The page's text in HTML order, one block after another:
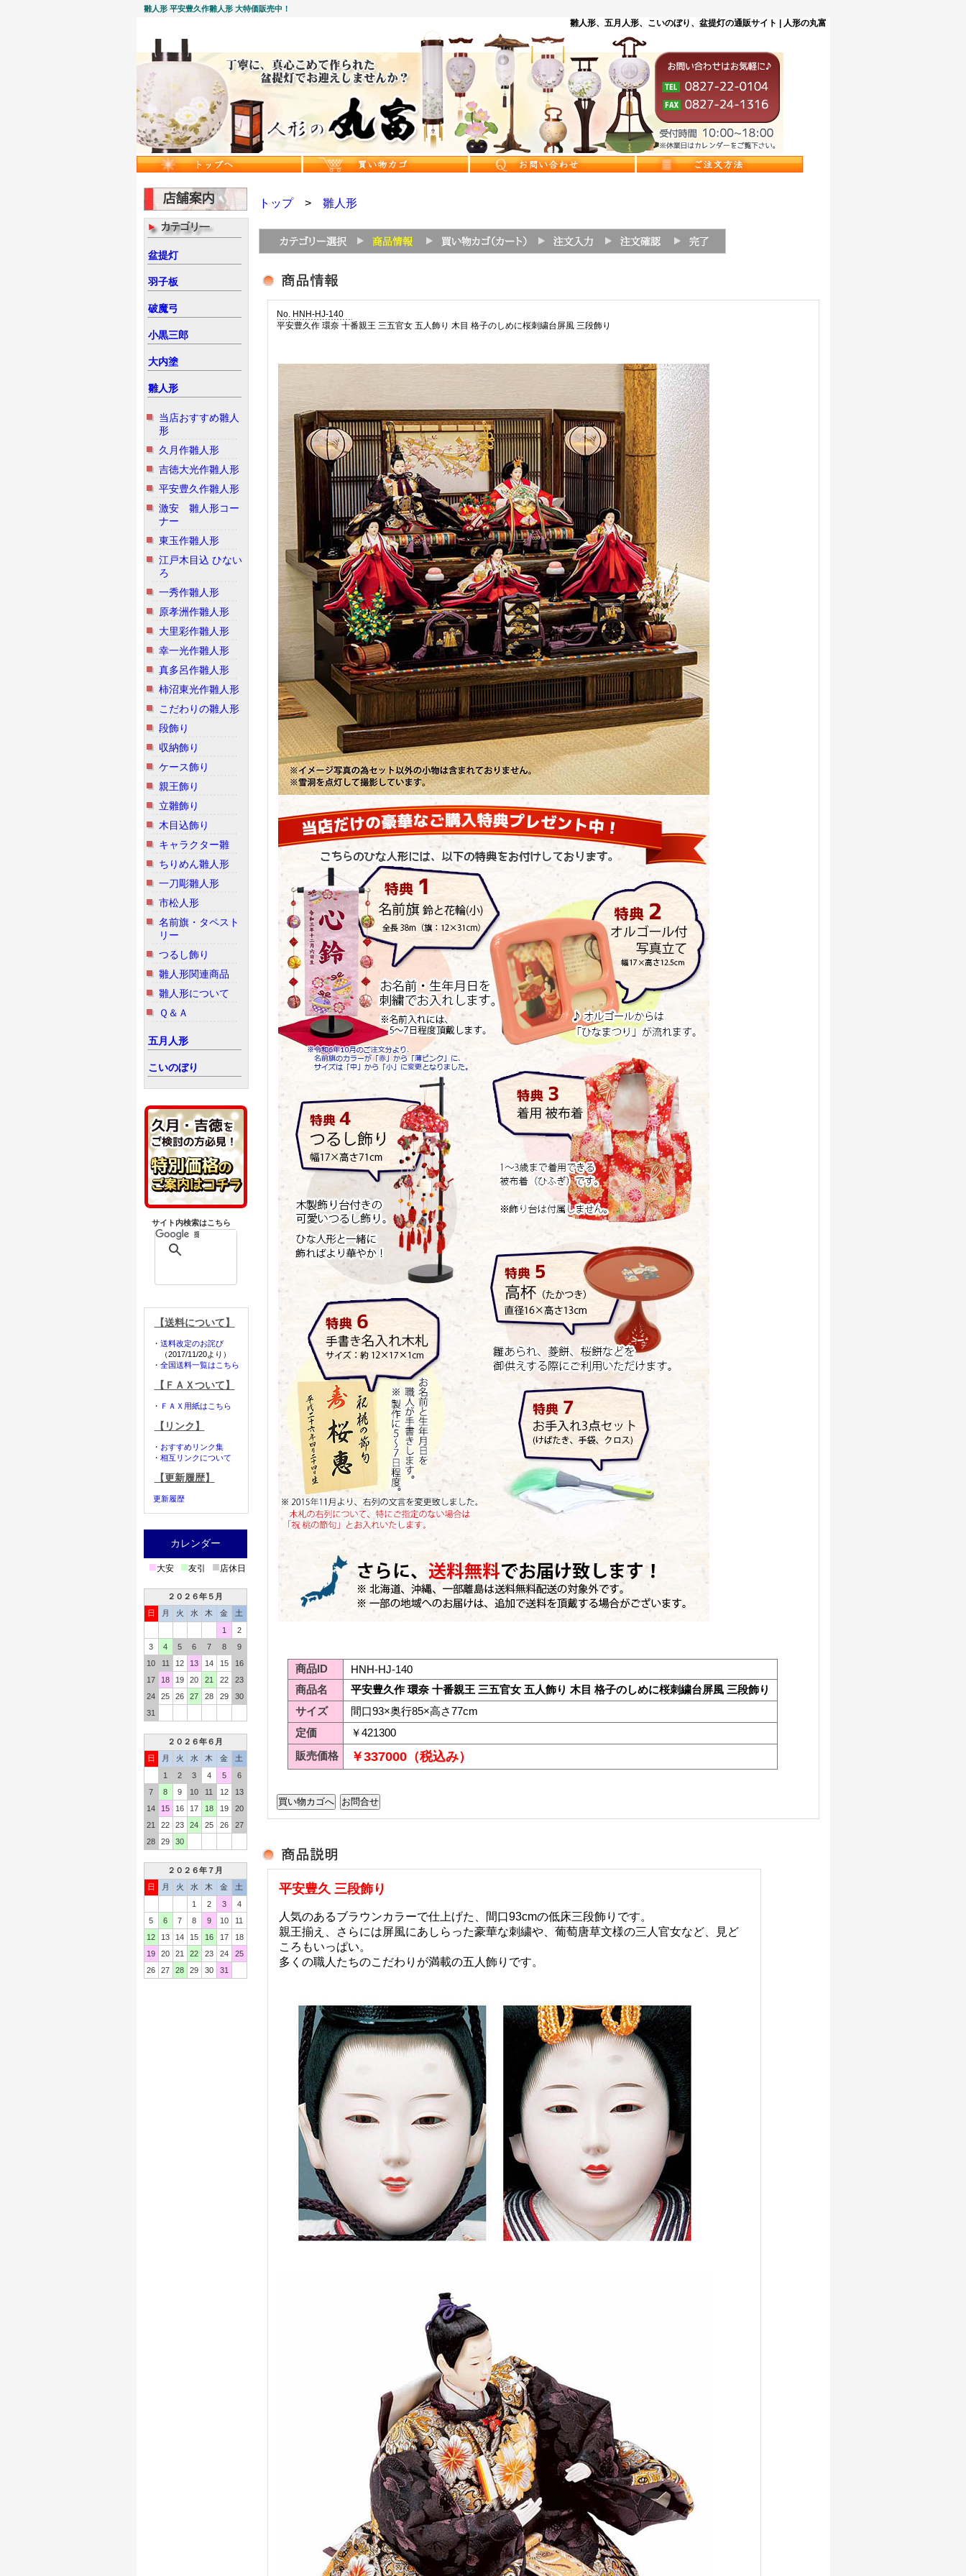
雛人形 平安豊久作雛人形 大特価販売中！
雛人形、五月人形、こいのぼり、盆提灯の通販サイト | 人形の丸富
盆提灯
羽子板
破魔弓
小黒三郎
大内塗
雛人形
当店おすすめ雛人
形
久月作雛人形
吉徳大光作雛人形
平安豊久作雛人形
激安 雛人形コー
ナー
東玉作雛人形
江戸木目込 ひない
ろ
一秀作雛人形
原孝洲作雛人形
大里彩作雛人形
幸一光作雛人形
真多呂作雛人形
柿沼東光作雛人形
こだわりの雛人形
段飾り
収納飾り
ケース飾り
親王飾り
立雛飾り
木目込飾り
キャラクター雛
ちりめん雛人形
一刀彫雛人形
市松人形
名前旗・タペスト
リー
つるし飾り
雛人形関連商品
雛人形について
Ｑ＆Ａ
五月人形
こいのぼり
サイト内検索はこちら
【送料について】
・ 送料改定のお詫び
（2017/11/20より）
・ 全国送料一覧はこちら
【ＦＡＸついて】
・ ＦＡＸ用紙はこちら
【リンク】
・ おすすめリンク集
・ 相互リンクについて
【更新履歴】
更新履歴
カレンダー
■大安 ■友引 ■店休日
２０２６年５月
日
月 火 水 木 金
土
1
2
3
4 5 6 7 8
9
10
11 12 13 14 15
16
17
18 19 20 21 22
23
24
25 26 27 28 29
30
31
２０２６年６月
日
月 火 水 木 金
土
1
2 3 4 5
6
7
8 9 10 11 12
13
14
15 16 17 18 19
20
21
22 23 24 25 26
27
28
29 30
２０２６年７月
日
月 火 水 木 金
土
1
2 3
4
5
6 7 8 9 10
11
12
13 14 15 16 17
18
19
20 21 22 23 24
25
26
27 28 29 30 31
トップ> 雛人形
No. HNH-HJ-140
平安豊久作 環奈 十番親王 三五官女 五人飾り 木目 格子のしめに桜刺繍台屏風 三段飾り
商品ID
HNH-HJ-140
商品名
平安豊久作 環奈 十番親王 三五官女 五人飾り 木目 格子のしめに桜刺繍台屏風 三段飾り
サイズ
間口93×奥行85×高さ77cm
定価
￥421300
販売価格
￥337000（税込み）
平安豊久 三段飾り
人気のあるブラウンカラーで仕上げた、間口93cmの低床三段飾りです。
親王揃え、さらには屏風にあしらった豪華な刺繍や、葡萄唐草文様の三人官女など、見ど
ころもいっぱい。
多くの職人たちのこだわりが満載の五人飾りです。